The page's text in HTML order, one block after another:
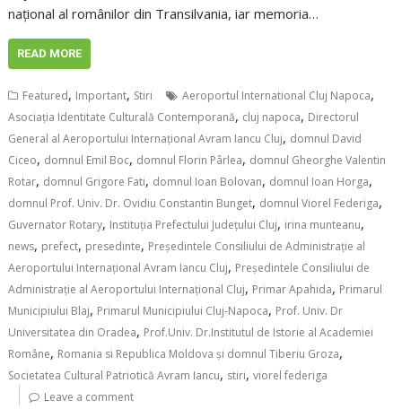
naţional al românilor din Transilvania, iar memoria…
READ MORE
Featured, Important, Stiri Aeroportul International Cluj Napoca,
Asociaţia Identitate Culturală Contemporană, cluj napoca, Directorul
General al Aeroportului Internațional Avram Iancu Cluj, domnul David
Ciceo, domnul Emil Boc, domnul Florin Pârlea, domnul Gheorghe Valentin
Rotar, domnul Grigore Fati, domnul Ioan Bolovan, domnul Ioan Horga,
domnul Prof. Univ. Dr. Ovidiu Constantin Bunget, domnul Viorel Federiga,
Guvernator Rotary, Instituţia Prefectului Judeţului Cluj, irina munteanu,
news, prefect, presedinte, Preşedintele Consiliului de Administraţie al
Aeroportului Internaţional Avram Iancu Cluj, Președintele Consiliului de
Administrație al Aeroportului Internațional Cluj, Primar Apahida, Primarul
Municipiului Blaj, Primarul Municipiului Cluj-Napoca, Prof. Univ. Dr
Universitatea din Oradea, Prof.Univ. Dr.Institutul de Istorie al Academiei
Române, Romania si Republica Moldova şi domnul Tiberiu Groza,
Societatea Cultural Patriotică Avram Iancu, stiri,viorel federiga
Leave a comment